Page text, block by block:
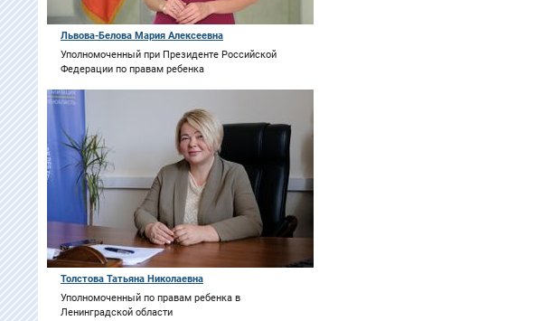
Львова-Белова Мария Алексеевна
Уполномоченный при Президенте Российской
Федерации по правам ребенка
Толстова Татьяна Николаевна
Уполномоченный по правам ребенка в
Ленинградской области